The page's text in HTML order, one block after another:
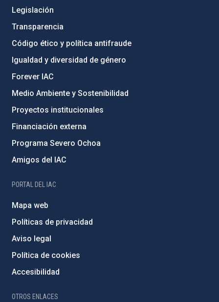
Legislación
Transparencia
Código ético y política antifraude
Igualdad y diversidad de género
Forever IAC
Medio Ambiente y Sostenibilidad
Proyectos institucionales
Financiación externa
Programa Severo Ochoa
Amigos del IAC
PORTAL DEL IAC
Mapa web
Políticas de privacidad
Aviso legal
Política de cookies
Accesibilidad
OTROS ENLACES